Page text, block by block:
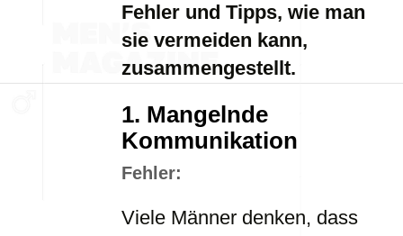
Fehler und Tipps, wie man
sie vermeiden kann,
zusammengestellt.
1. Mangelnde
Kommunikation
Fehler:
Viele Männer denken, dass